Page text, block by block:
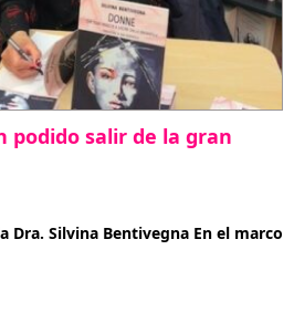
podido salir de la gran
Dra. Silvina Bentivegna En el marco